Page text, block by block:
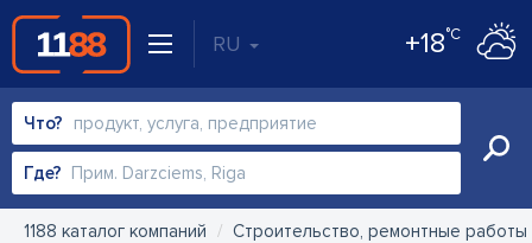
RU +18°C
Что?
Где?
1188 каталог компаний Строительство, ремонтные работы